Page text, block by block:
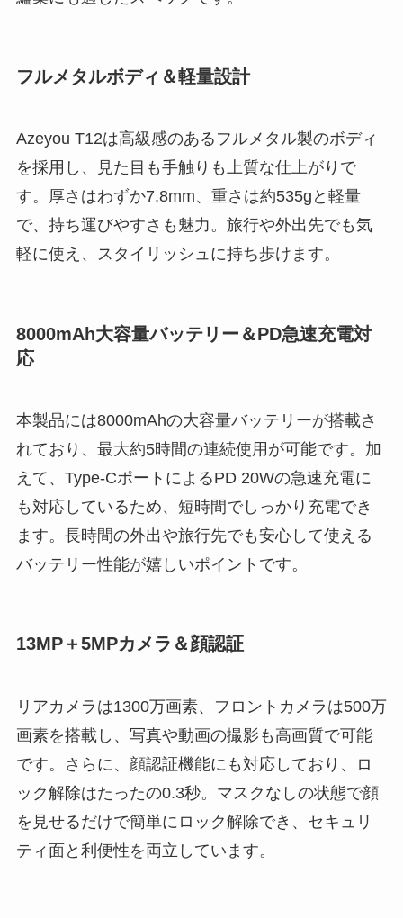
フルメタルボディ＆軽量設計
Azeyou T12は高級感のあるフルメタル製のボディ
を採用し、見た目も手触りも上質な仕上がりで
す。厚さはわずか7.8mm、重さは約535gと軽量
で、持ち運びやすさも魅力。旅行や外出先でも気
軽に使え、スタイリッシュに持ち歩けます。
8000mAh大容量バッテリー＆PD急速充電対
応
本製品には8000mAhの大容量バッテリーが搭載さ
れており、最大約5時間の連続使用が可能です。加
えて、Type-CポートによるPD 20Wの急速充電に
も対応しているため、短時間でしっかり充電でき
ます。長時間の外出や旅行先でも安心して使える
バッテリー性能が嬉しいポイントです。
13MP＋5MPカメラ＆顔認証
リアカメラは1300万画素、フロントカメラは500万
画素を搭載し、写真や動画の撮影も高画質で可能
です。さらに、顔認証機能にも対応しており、ロ
ック解除はたったの0.3秒。マスクなしの状態で顔
を見せるだけで簡単にロック解除でき、セキュリ
ティ面と利便性を両立しています。